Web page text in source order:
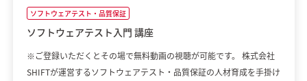
ソフトウェアテスト・品質保証
ソフトウェアテスト入門 講座
※ご登録いただくとその場で無料動画の視聴が可能です。 株式会社
SHIFTが運営するソフトウェアテスト・品質保証の人材育成を手掛け